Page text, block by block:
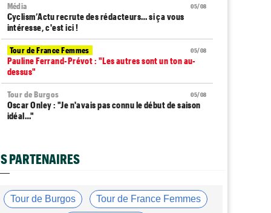
05/08
Média
Cyclism’Actu recrute des rédacteurs… si ça vous
intéresse, c'est ici !
05/08
Tour de France Femmes
Pauline Ferrand-Prévot : "Les autres sont un ton au-
dessus"
05/08
Tour de Burgos
Oscar Onley : "Je n'avais pas connu le début de saison
idéal…"
déclassé
Julius Johansen remporte le prologue, doublé UAE Team
Emirates
PARTENAIRES
Tour de Burgos Tour de France Femmes